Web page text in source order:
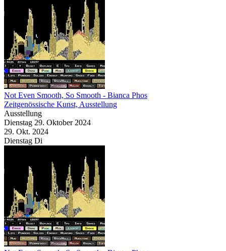
Not Even Smooth, So Smooth - Bianca Phos
Zeitgenössische Kunst, Ausstellung
Ausstellung
Dienstag 29. Oktober 2024
29. Okt. 2024
Dienstag Di